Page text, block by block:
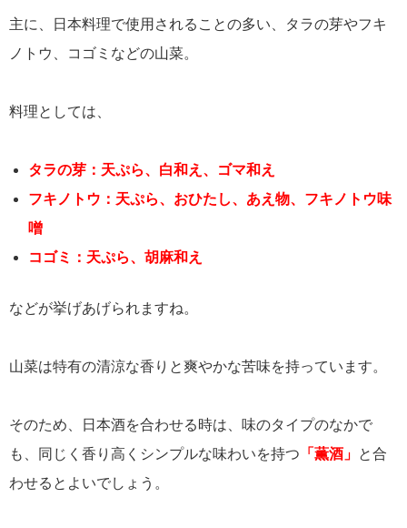
主に、日本料理で使用されることの多い、タラの芽やフキ
ノトウ、コゴミなどの山菜。
料理としては、
タラの芽：天ぷら、白和え、ゴマ和え
フキノトウ：天ぷら、おひたし、あえ物、フキノトウ味
噌
コゴミ：天ぷら、胡麻和え
などが挙げあげられますね。
山菜は特有の清涼な香りと爽やかな苦味を持っています。
そのため、日本酒を合わせる時は、味のタイプのなかで
も、同じく香り高くシンプルな味わいを持つ 「薫酒」 と合
わせるとよいでしょう。